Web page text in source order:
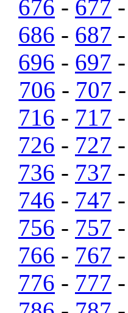
676 - 677 -
686 - 687 -
696 - 697 -
706 - 707 -
716 - 717 -
726 - 727 -
736 - 737 -
746 - 747 -
756 - 757 -
766 - 767 -
776 - 777 -